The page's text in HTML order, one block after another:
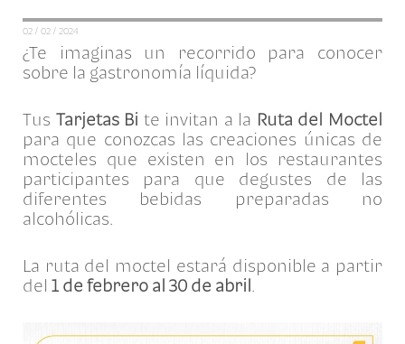
02 / 02 / 2024
¿Te imaginas un recorrido para conocer
sobre la gastronomía líquida?
Tus Tarjetas Bi te invitan a la Ruta del Moctel
para que conozcas las creaciones únicas de
mocteles que existen en los restaurantes
participantes para que degustes de las
diferentes bebidas preparadas no
alcohólicas.
La ruta del moctel estará disponible a partir
del 1 de febrero al 30 de abril.